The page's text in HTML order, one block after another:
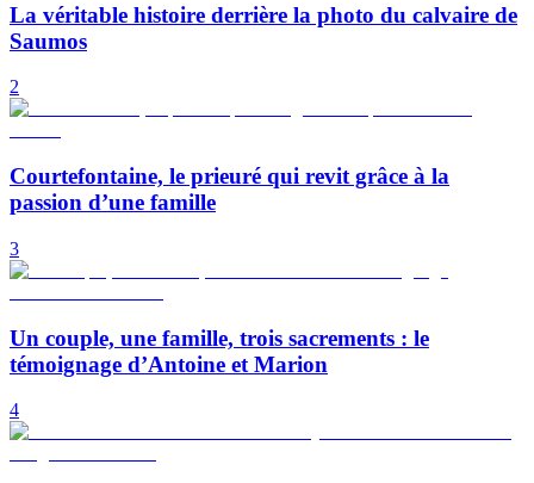
La véritable histoire derrière la photo du calvaire de
Saumos
2
Courtefontaine, le prieuré qui revit grâce à la
passion d’une famille
3
Un couple, une famille, trois sacrements : le
témoignage d’Antoine et Marion
4